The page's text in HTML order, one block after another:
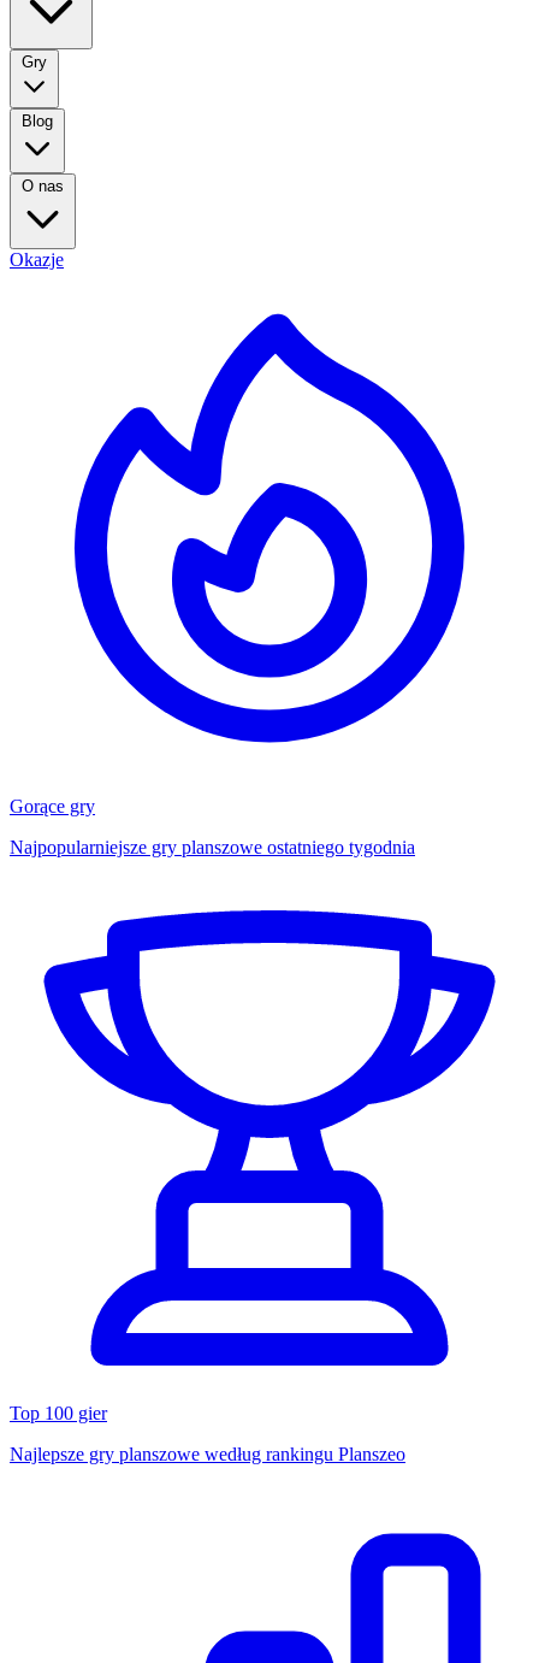
Gry
Blog
O nas
Okazje
Gorące gry
Najpopularniejsze gry planszowe ostatniego tygodnia
Top 100 gier
Najlepsze gry planszowe według rankingu Planszeo